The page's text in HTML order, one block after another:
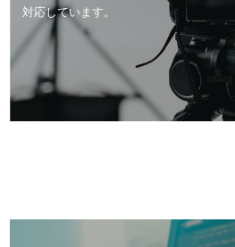
対応しています。